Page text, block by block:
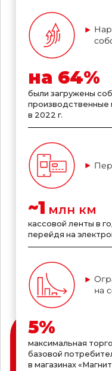
на 64%
были загружены
производственные
в 2022 г.
~1 млн км
кассовой ленты в
перейдя на
на
5%
максимальная
базовой
в магазинах